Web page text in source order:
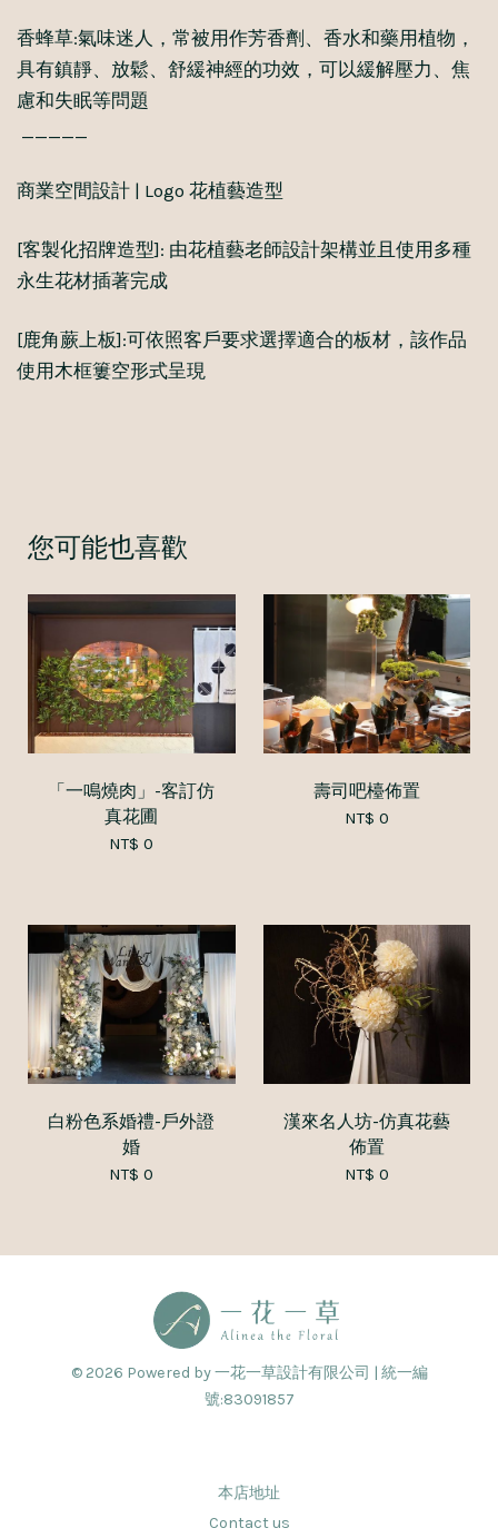
香蜂草:氣味迷人，常被用作芳香劑、香水和藥用植物，
具有鎮靜、放鬆、舒緩神經的功效，可以緩解壓力、焦
慮和失眠等問題
_____
商業空間設計 | Logo 花植藝造型
[客製化招牌造型]: 由花植藝老師設計架構並且使用多種
永生花材插著完成
[鹿角蕨上板]:可依照客戶要求選擇適合的板材，該作品
使用木框簍空形式呈現
您可能也喜歡
「一鳴燒肉」-客訂仿
真花圃
NT$ 0
壽司吧檯佈置
NT$ 0
白粉色系婚禮-戶外證
婚
NT$ 0
漢來名人坊-仿真花藝
佈置
NT$ 0
© 2026 Powered by 一花一草設計有限公司 | 統一編
號:83091857
本店地址
Contact us